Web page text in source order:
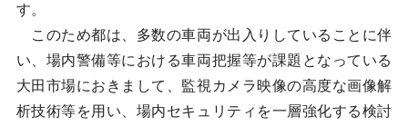
す。
このため都は、多数の車両が出入りしていることに伴
い、場内警備等における車両把握等が課題となっている
大田市場におきまして、監視カメラ映像の高度な画像解
析技術等を用い、場内セキュリティを一層強化する検討